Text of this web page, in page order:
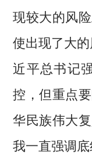
现较大的风
使出现了大
近平总书记
控，但重点
华民族伟大
我一直强调